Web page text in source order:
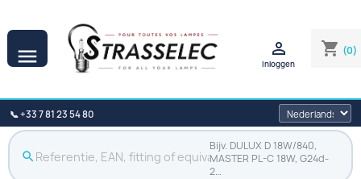
 shopping_cart (0)

Inloggen
📞 +33 7 81 23 54 80
search
Bijv. DULUX D 18W/840,
MASTER PL-C 18W, G24d-
2…